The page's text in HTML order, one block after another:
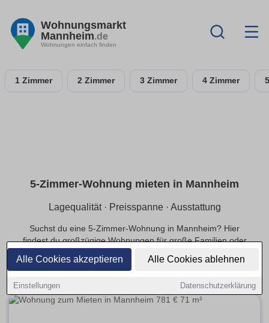
Alle Cookies akzeptieren Alle Cookies ablehnen
Einstellungen Datenschutzerklärung
Wohnungsmarkt
Mannheim.de
Wohnungen einfach finden
1 Zimmer 2 Zimmer 3 Zimmer 4 Zimmer
5-Zimmer-Wohnung mieten in Mannheim
Lagequalität · Preisspanne · Ausstattung
Suchst du eine 5-Zimmer-Wohnung in Mannheim? Hier
findest du großzügige Wohnungen für große Familien oder
exklusivere Ansprüche, in ruhiger oder zentraler Lage und
einer passenden Preisspanne.